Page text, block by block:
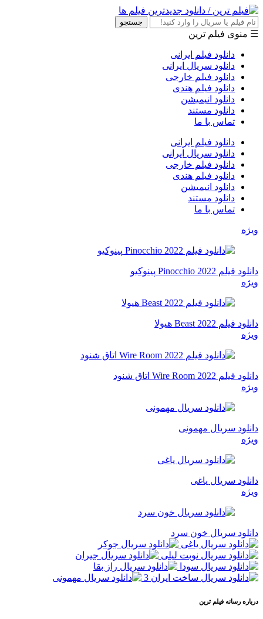
جستجو
☰ منوی فیلم ترین
دانلود فیلم ایرانی
دانلود سریال ایرانی
دانلود فیلم خارجی
دانلود فیلم هندی
دانلود انیمیشن
دانلود مستند
تماس با ما
دانلود فیلم ایرانی
دانلود سریال ایرانی
دانلود فیلم خارجی
دانلود فیلم هندی
دانلود انیمیشن
دانلود مستند
تماس با ما
ویژه
دانلود فیلم Pinocchio 2022 پینوکیو
ویژه
دانلود فیلم Beast 2022 هیولا
ویژه
دانلود فیلم Wire Room 2022 اتاق شنود
ویژه
دانلود سریال مهمونی
ویژه
دانلود سریال یاغی
ویژه
دانلود سریال خون سرد
درباره رسانه فيلم ترين